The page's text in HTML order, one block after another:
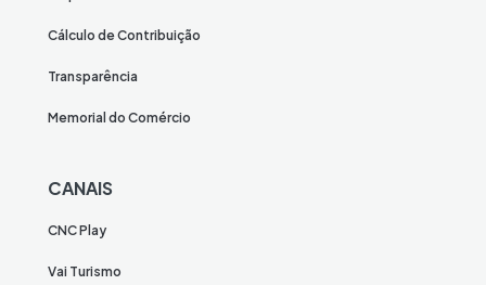
Cálculo de Contribuição
Transparência
Memorial do Comércio
CANAIS
CNC Play
Vai Turismo